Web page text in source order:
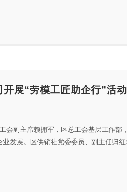
开展“劳模工匠助企行”活动
副主席赖拥军，区总工会基层工作部
业发展。区供销社党委委员、副主任